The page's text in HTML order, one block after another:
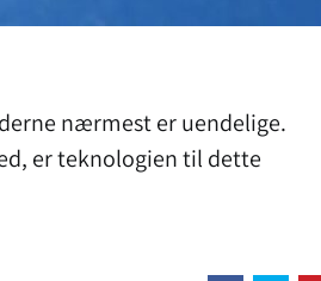
nærmest er uendelige.
er teknologien til dette